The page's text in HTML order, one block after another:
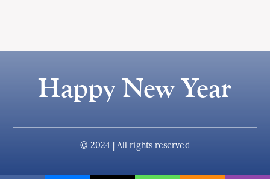
Happy New Year
© 2024 | All rights reserved